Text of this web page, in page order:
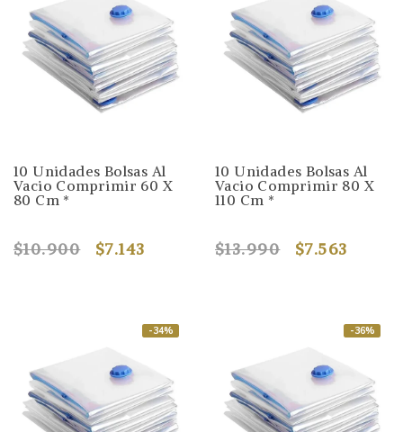
10 Unidades Bolsas Al
Vacio Comprimir 60 X
80 Cm *
$10.900 $7.143
10 Unidades Bolsas Al
Vacio Comprimir 80 X
110 Cm *
$13.990 $7.563
-34% -36%